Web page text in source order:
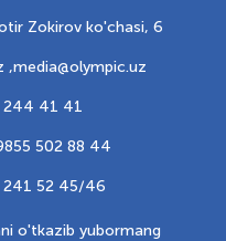
Zokirov ko'chasi, 6
,media@olympic.uz
244 41 41
502 88 44
241 52 45/46
o'tkazib yubormang